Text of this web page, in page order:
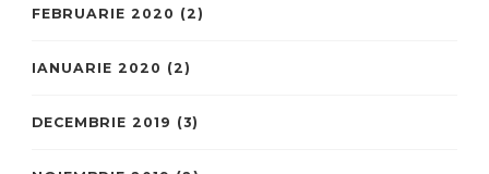
FEBRUARIE 2020 (2)
IANUARIE 2020 (2)
DECEMBRIE 2019 (3)